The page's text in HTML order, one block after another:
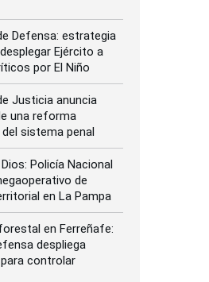
Defensa: estrategia
Ejército a
por El Niño
Justicia anuncia
una reforma
sistema penal
Policía Nacional
de
en La Pampa
en Ferreñafe:
despliega
controlar